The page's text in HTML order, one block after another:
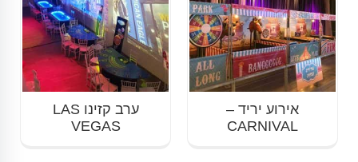
אירוע יריד –
CARNIVAL
ערב קזינו LAS
VEGAS